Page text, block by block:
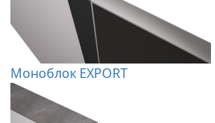
Моноблок EXPORT